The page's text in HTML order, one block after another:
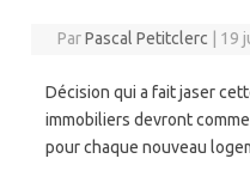
ParPascal Petitclerc 19
Décision qui a fait jaser
immobiliers devront
pour chaque nouveau